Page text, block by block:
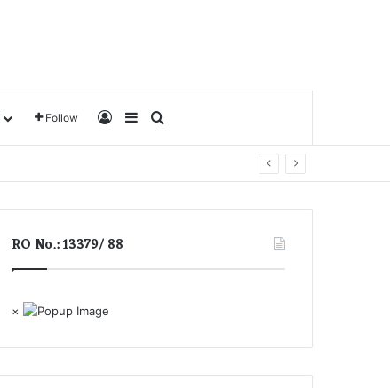
Follow Log InSidebar
RO No.: 13379/ 88
×